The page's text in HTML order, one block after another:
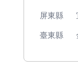
屏東縣
臺東縣